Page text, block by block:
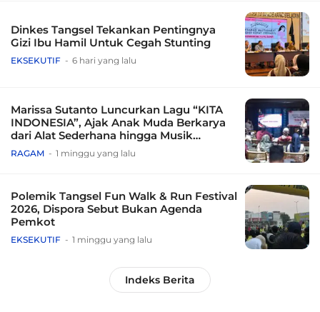
Dinkes Tangsel Tekankan Pentingnya
Gizi Ibu Hamil Untuk Cegah Stunting
EKSEKUTIF 6 hari yang lalu
Marissa Sutanto Luncurkan Lagu “KITA
INDONESIA”, Ajak Anak Muda Berkarya
dari Alat Sederhana hingga Musik
Tradisional
RAGAM 1 minggu yang lalu
Polemik Tangsel Fun Walk & Run Festival
2026, Dispora Sebut Bukan Agenda
Pemkot
EKSEKUTIF 1 minggu yang lalu
Indeks Berita